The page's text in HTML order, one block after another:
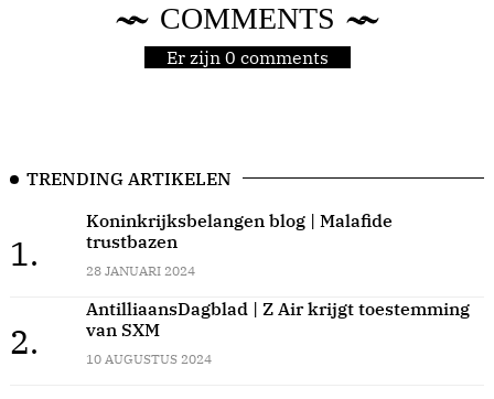
COMMENTS
Er zijn 0 comments
TRENDING ARTIKELEN
1.
Koninkrijksbelangen blog | Malafide
trustbazen
28 JANUARI 2024
2.
AntilliaansDagblad | Z Air krijgt toestemming
van SXM
10 AUGUSTUS 2024